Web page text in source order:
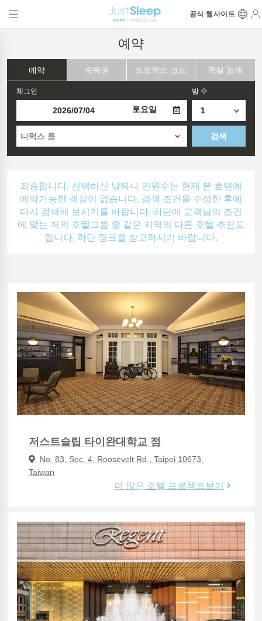
공식 웹사이트
예약
예약 숙박권 프로젝트 코드 객실 검색
체그인
토요일
밤 수
디럭스 룸 검색
죄송합니다. 선택하신 날짜나 인원수는 현재 본 호텔에
예약가능한 객실이 없습니다. 검색 조건을 수정한 후에
다시 검색해 보시기를 바랍니다. 하단에 고객님의 조건
에 맞는 저의 호텔그룹 중 같은 지역의 다른 호텔 추천드
립니다. 하단 링크를 참고하시기 바랍니다.
저스트슬립 타이완대학교 점
No. 83, Sec. 4, Roosevelt Rd., Taipei 10673,
Taiwan
더 많은 호텔 프로젝트보기